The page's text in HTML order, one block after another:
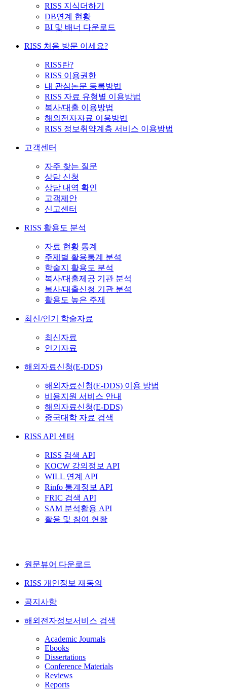
RISS 지식더하기
DB연계 현황
BI 및 배너 다운로드
RISS 처음 방문 이세요?
RISS란?
RISS 이용권한
내 관심논문 등록방법
RISS 자료 유형별 이용방법
복사/대출 이용방법
해외전자자료 이용방법
RISS 정보취약계층 서비스 이용방법
고객센터
자주 찾는 질문
상담 신청
상담 내역 확인
고객제안
신고센터
RISS 활용도 분석
자료 현황 통계
주제별 활용통계 분석
학술지 활용도 분석
복사/대출제공 기관 분석
복사/대출신청 기관 분석
활용도 높은 주제
최신/인기 학술자료
최신자료
인기자료
해외자료신청(E-DDS)
해외자료신청(E-DDS) 이용 방법
비용지원 서비스 안내
해외자료신청(E-DDS)
중국대학 자료 검색
RISS API 센터
RISS 검색 API
KOCW 강의정보 API
WILL 연계 API
Rinfo 통계정보 API
FRIC 검색 API
SAM 분석활용 API
활용 및 참여 현황
원문뷰어 다운로드
RISS 개인정보 재동의
공지사항
해외전자정보서비스 검색
Academic Journals
Ebooks
Dissertations
Conference Materials
Reviews
Reports